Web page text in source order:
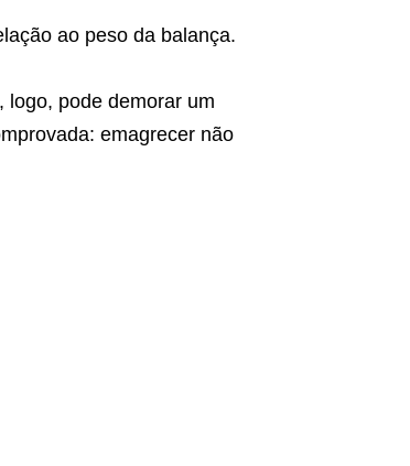
ao peso da balança.
logo, pode demorar um
emagrecer não